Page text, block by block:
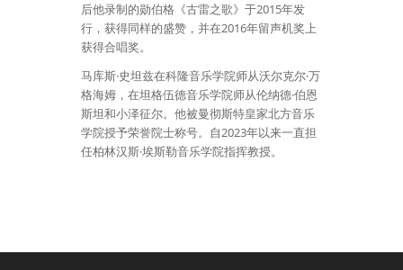
后他录制的勋伯格《古雷之歌》于2015年发
行，获得同样的盛赞，并在2016年留声机奖上
获得合唱奖。
马库斯·史坦兹在科隆音乐学院师从沃尔克尔·万
格海姆，在坦格伍德音乐学院师从伦纳德·伯恩
斯坦和小泽征尔。他被曼彻斯特皇家北方音乐
学院授予荣誉院士称号。自2023年以来一直担
任柏林汉斯·埃斯勒音乐学院指挥教授。